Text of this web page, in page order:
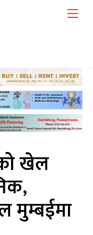
खेल
मुम्बईमा